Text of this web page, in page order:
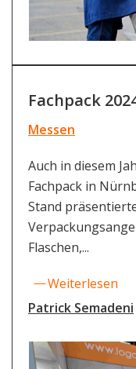
Fachpack
Messen
Auch in diesem
Fachpack in
Stand
Flaschen,...
Weiterlesen
Patrick Semadeni